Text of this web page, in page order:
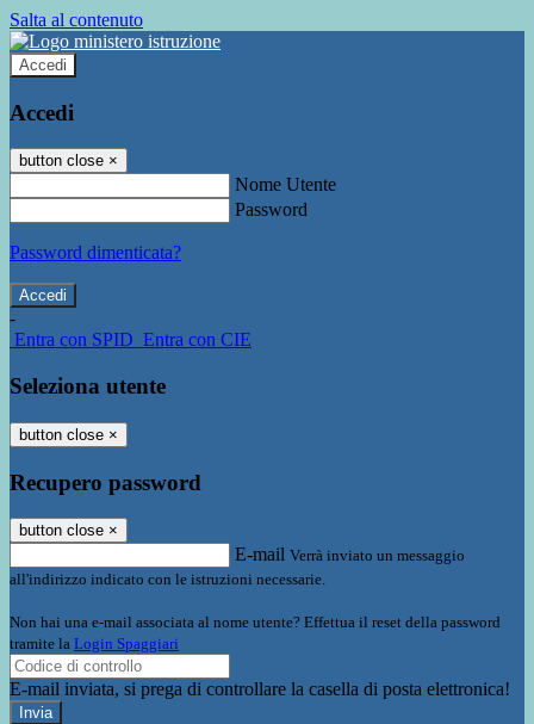
Salta al contenuto
Accedi
Accedi
button close ×
Nome Utente
Password
Password dimenticata?
-
Entra con SPID Entra con CIE
Seleziona utente
button close ×
Recupero password
button close ×
E-mail Verrà inviato un messaggio
all'indirizzo indicato con le istruzioni necessarie.
Non hai una e-mail associata al nome utente? Effettua il reset della password
tramite la Login Spaggiari
E-mail inviata, si prega di controllare la casella di posta elettronica!